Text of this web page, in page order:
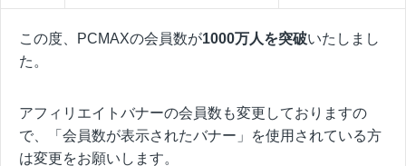
この度、PCMAXの会員数が1000万人を突破いたしまし
た。
アフィリエイトバナーの会員数も変更しておりますの
で、「会員数が表示されたバナー」を使用されている方
は変更をお願いします。